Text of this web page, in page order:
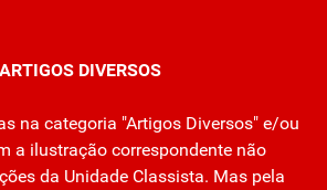
ARTIGOS DIVERSOS
na categoria "Artigos Diversos" e/ou
a ilustração correspondente não
da Unidade Classista. Mas pela